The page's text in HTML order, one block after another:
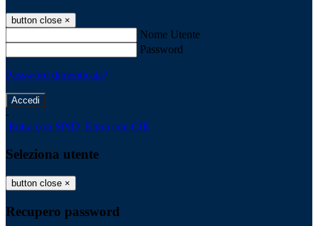
button close ×
Nome Utente
Password
Password dimenticata?
-
Entra con SPID Entra con CIE
Seleziona utente
button close ×
Recupero password